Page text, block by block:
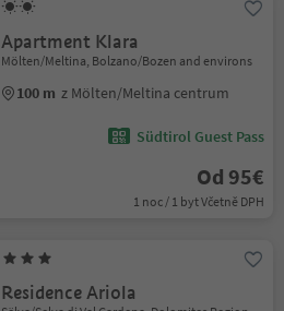
Apartment Klara
Mölten/Meltina, Bolzano/Bozen and environs
100 m z Mölten/Meltina centrum
Südtirol Guest Pass
Od 95€
1 noc / 1 byt Včetně DPH
Residence Ariola